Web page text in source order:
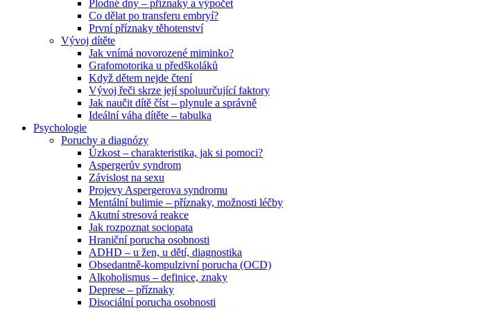
Plodné dny – příznaky a výpočet
Co dělat po transferu embryí?
První příznaky těhotenství
Vývoj dítěte
Jak vnímá novorozené miminko?
Grafomotorika u předškoláků
Když dětem nejde čtení
Vývoj řeči skrze její spoluurčující faktory
Jak naučit dítě číst – plynule a správně
Ideální váha dítěte – tabulka
Psychologie
Poruchy a diagnózy
Úzkost – charakteristika, jak si pomoci?
Aspergerův syndrom
Závislost na sexu
Projevy Aspergerova syndromu
Mentální bulimie – příznaky, možnosti léčby
Akutní stresová reakce
Jak rozpoznat sociopata
Hraniční porucha osobnosti
ADHD – u žen, u dětí, diagnostika
Obsedantně-kompulzivní porucha (OCD)
Alkoholismus – definice, znaky
Deprese – příznaky
Disociální porucha osobnosti